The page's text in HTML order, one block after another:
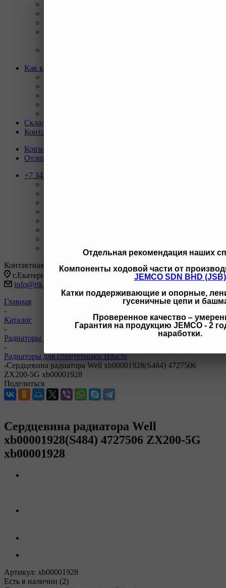
Отдельная рекомендация наших
Компоненты ходовой части от
JEMCO SDN BHD (JSB)
Катки поддерживающие и опорные,
гусеничные цепи и
Проверенное качество –
Гарантия на продукцию JEMCO - 2
наработки.
Как купить
Склады
Контакты
Корзина
Отложенные
+7 343 247-83-62
Заказать звонок
Контактная информация
г.Екатеринбург, ул Черняховского 86 корп 9/3
info@rtk-parts.ru
Главная
-
Каталог
-
Радиаторы для спецтехники
-
Радиаторы для спецтехники Hitachi
-Сердцевина радиатора Well xb00001928(S484) 4727506
ZX200-5G xb00001928
Поделиться
Сердцевина радиатора Well
xb00001928(S484) 4727506 ZX200-5G
xb00001928
Артикул: xb00001928
Есть в наличии (2)